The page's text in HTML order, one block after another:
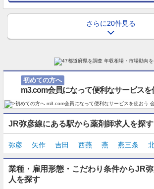
さらに20件見る
初めての方へ
m3.com会員になって便利なサービスを
JR弥彦線にある駅から薬剤師求人を探す
弥彦 矢作 吉田 西燕 燕 燕三条
業種・雇用形態・こだわり条件からJR
人を探す